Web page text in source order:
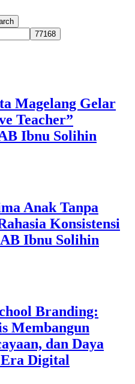
Magelang Gelar
Teacher”
Ibnu Solihin
Anak Tanpa
Konsistensi
Ibnu Solihin
Branding:
Membangun
dan Daya
Digital